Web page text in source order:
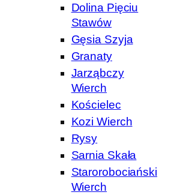
Dolina Pięciu
Stawów
Gęsia Szyja
Granaty
Jarząbczy
Wierch
Kościelec
Kozi Wierch
Rysy
Sarnia Skała
Starorobociański
Wierch